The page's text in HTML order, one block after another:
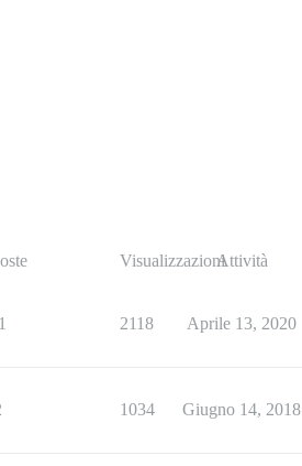
VisualizzazioniAttività
2118 Aprile 13, 2020
1034 Giugno 14, 2018